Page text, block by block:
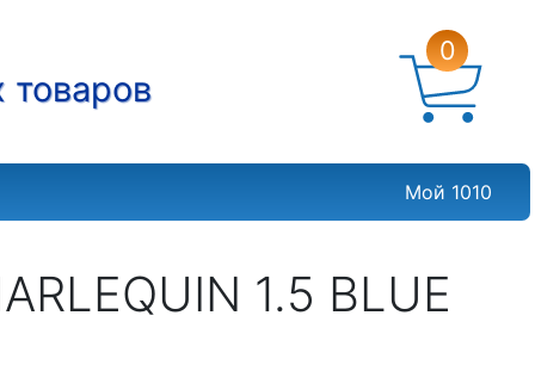
товаров
0
Мой 1010
1.5 BLUE